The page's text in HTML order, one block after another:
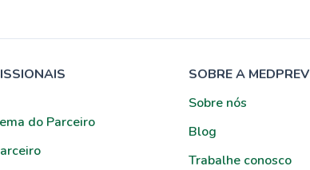
do Parceiro
SOBRE A MEDPREV
Sobre nós
Blog
Trabalhe conosco